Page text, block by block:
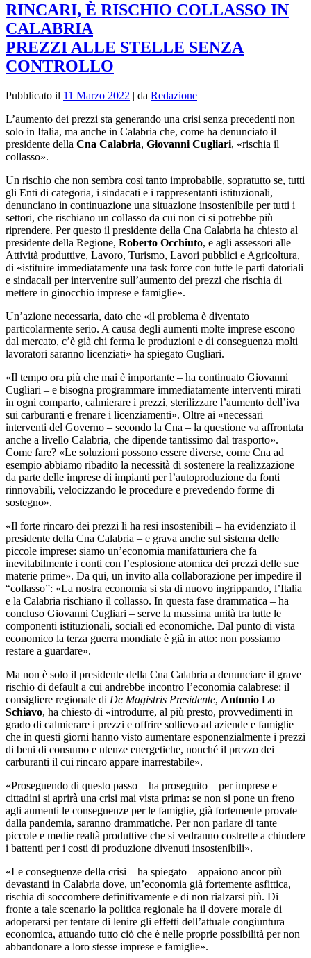
RINCARI, È RISCHIO COLLASSO IN
CALABRIA
PREZZI ALLE STELLE SENZA
CONTROLLO
Pubblicato il 11 Marzo 2022 | da Redazione
L’aumento dei prezzi sta generando una crisi senza precedenti non
solo in Italia, ma anche in Calabria che, come ha denunciato il
presidente della Cna Calabria, Giovanni Cugliari, «rischia il
collasso».
Un rischio che non sembra così tanto improbabile, sopratutto se, tutti
gli Enti di categoria, i sindacati e i rappresentanti istituzionali,
denunciano in continuazione una situazione insostenibile per tutti i
settori, che rischiano un collasso da cui non ci si potrebbe più
riprendere. Per questo il presidente della Cna Calabria ha chiesto al
presidente della Regione, Roberto Occhiuto, e agli assessori alle
Attività produttive, Lavoro, Turismo, Lavori pubblici e Agricoltura,
di «istituire immediatamente una task force con tutte le parti datoriali
e sindacali per intervenire sull’aumento dei prezzi che rischia di
mettere in ginocchio imprese e famiglie».
Un’azione necessaria, dato che «il problema è diventato
particolarmente serio. A causa degli aumenti molte imprese escono
dal mercato, c’è già chi ferma le produzioni e di conseguenza molti
lavoratori saranno licenziati» ha spiegato Cugliari.
«Il tempo ora più che mai è importante – ha continuato Giovanni
Cugliari – e bisogna programmare immediatamente interventi mirati
in ogni comparto, calmierare i prezzi, sterilizzare l’aumento dell’iva
sui carburanti e frenare i licenziamenti». Oltre ai «necessari
interventi del Governo – secondo la Cna – la questione va affrontata
anche a livello Calabria, che dipende tantissimo dal trasporto».
Come fare? «Le soluzioni possono essere diverse, come Cna ad
esempio abbiamo ribadito la necessità di sostenere la realizzazione
da parte delle imprese di impianti per l’autoproduzione da fonti
rinnovabili, velocizzando le procedure e prevedendo forme di
sostegno».
«Il forte rincaro dei prezzi li ha resi insostenibili – ha evidenziato il
presidente della Cna Calabria – e grava anche sul sistema delle
piccole imprese: siamo un’economia manifatturiera che fa
inevitabilmente i conti con l’esplosione atomica dei prezzi delle sue
materie prime». Da qui, un invito alla collaborazione per impedire il
“collasso”: «La nostra economia si sta di nuovo ingrippando, l’Italia
e la Calabria rischiano il collasso. In questa fase drammatica – ha
concluso Giovanni Cugliari – serve la massima unità tra tutte le
componenti istituzionali, sociali ed economiche. Dal punto di vista
economico la terza guerra mondiale è già in atto: non possiamo
restare a guardare».
Ma non è solo il presidente della Cna Calabria a denunciare il grave
rischio di default a cui andrebbe incontro l’economia calabrese: il
consigliere regionale di De Magistris Presidente, Antonio Lo
Schiavo, ha chiesto di «introdurre, al più presto, provvedimenti in
grado di calmierare i prezzi e offrire sollievo ad aziende e famiglie
che in questi giorni hanno visto aumentare esponenzialmente i prezzi
di beni di consumo e utenze energetiche, nonché il prezzo dei
carburanti il cui rincaro appare inarrestabile».
«Proseguendo di questo passo – ha proseguito – per imprese e
cittadini si aprirà una crisi mai vista prima: se non si pone un freno
agli aumenti le conseguenze per le famiglie, già fortemente provate
dalla pandemia, saranno drammatiche. Per non parlare di tante
piccole e medie realtà produttive che si vedranno costrette a chiudere
i battenti per i costi di produzione divenuti insostenibili».
«Le conseguenze della crisi – ha spiegato – appaiono ancor più
devastanti in Calabria dove, un’economia già fortemente asfittica,
rischia di soccombere definitivamente e di non rialzarsi più. Di
fronte a tale scenario la politica regionale ha il dovere morale di
adoperarsi per tentare di lenire gli effetti dell’attuale congiuntura
economica, attuando tutto ciò che è nelle proprie possibilità per non
abbandonare a loro stesse imprese e famiglie».